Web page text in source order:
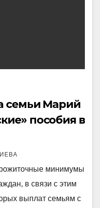
семьи Марий
пособия в
минимумы
в связи с этим
выплат семьям с